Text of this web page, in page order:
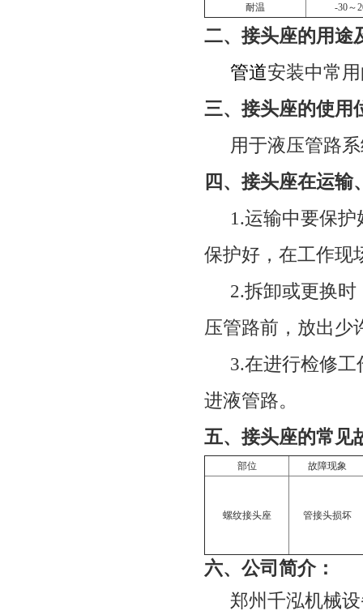
耐温
-30～
二、接头座的用途
管道安装中常
三、接头座的使用
用于液压管路
四、接头座在运输
1.运输中要保护
保护好，在工作现
2.拆卸或更换时
压管路前，放出少
3.在进行检修工
进液管路。
五、接头座的常见
部位 故障现象
螺纹接头座 管接头损坏
六、 公司简介：
郑州千泓机械